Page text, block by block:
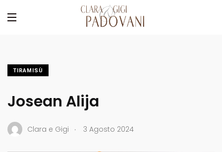
TIRAMISÙ
Josean Alija
Clara e Gigi . 3 Agosto 2024